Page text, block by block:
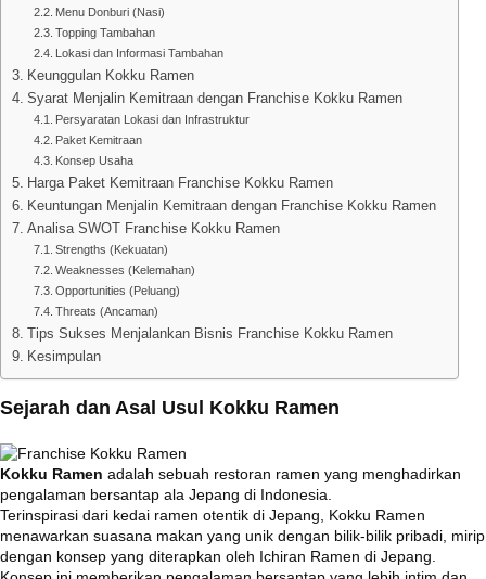
Menu Donburi (Nasi)
Topping Tambahan
Lokasi dan Informasi Tambahan
Keunggulan Kokku Ramen
Syarat Menjalin Kemitraan dengan Franchise Kokku Ramen
Persyaratan Lokasi dan Infrastruktur
Paket Kemitraan
Konsep Usaha
Harga Paket Kemitraan Franchise Kokku Ramen
Keuntungan Menjalin Kemitraan dengan Franchise Kokku Ramen
Analisa SWOT Franchise Kokku Ramen
Strengths (Kekuatan)
Weaknesses (Kelemahan)
Opportunities (Peluang)
Threats (Ancaman)
Tips Sukses Menjalankan Bisnis Franchise Kokku Ramen
Kesimpulan
Sejarah dan Asal Usul Kokku Ramen
Kokku Ramen adalah sebuah restoran ramen yang menghadirkan
pengalaman bersantap ala Jepang di Indonesia.
Terinspirasi dari kedai ramen otentik di Jepang, Kokku Ramen
menawarkan suasana makan yang unik dengan bilik-bilik pribadi, mirip
dengan konsep yang diterapkan oleh Ichiran Ramen di Jepang.